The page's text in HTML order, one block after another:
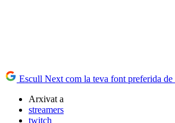
Escull Next com la teva font preferida
Arxivat a
streamers
twitch